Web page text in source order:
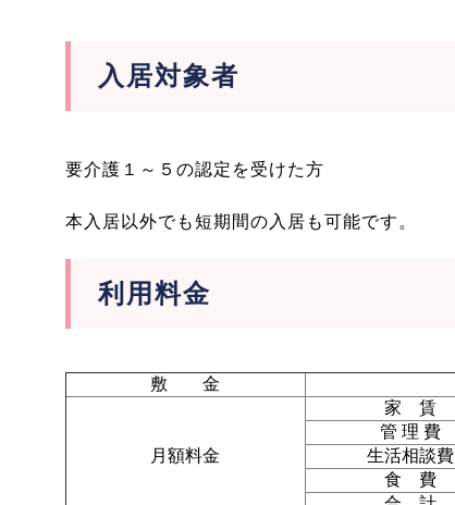
入居対象者
要介護１～５の認定を受けた方
本入居以外でも短期間の入居も可能です。
利用料金
敷 金
月額料金
家 賃
管 理 費
生活相談費
食 費